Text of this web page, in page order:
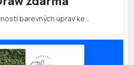
barevných úprav ke…